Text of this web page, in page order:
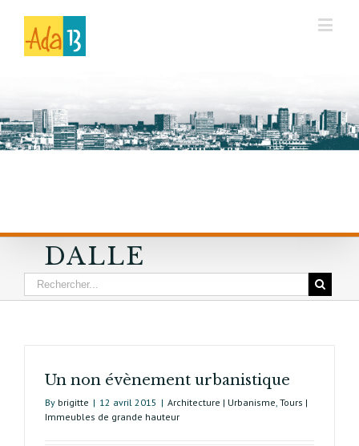
DALLE
Un non évènement urbanistique
By brigitte | 12 avril 2015 | Architecture | Urbanisme, Tours |
Immeubles de grande hauteur